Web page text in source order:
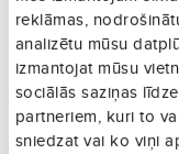
reklāmas,
analizētu mūsu
izmantojat mūsu
sociālās saziņas
partneriem, kuri to
sniedzat vai ko viņi
parkā un atpūtieties pie
Labākās viesnīcas
Cinnamon Grand
Kolombo.
Jetwing Vil Uyana: